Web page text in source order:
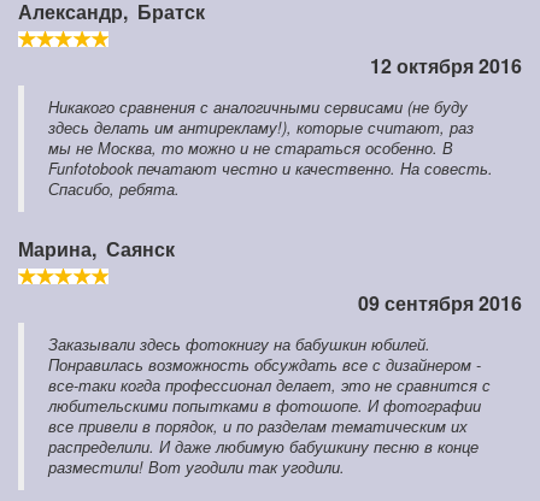
Александр, Братск
12 октября 2016
Никакого сравнения с аналогичными сервисами (не буду
здесь делать им антирекламу!), которые считают, раз
мы не Москва, то можно и не стараться особенно. В
Funfotobook печатают честно и качественно. На совесть.
Спасибо, ребята.
Марина, Саянск
09 сентября 2016
Заказывали здесь фотокнигу на бабушкин юбилей.
Понравилась возможность обсуждать все с дизайнером -
все-таки когда профессионал делает, это не сравнится с
любительскими попытками в фотошопе. И фотографии
все привели в порядок, и по разделам тематическим их
распределили. И даже любимую бабушкину песню в конце
разместили! Вот угодили так угодили.